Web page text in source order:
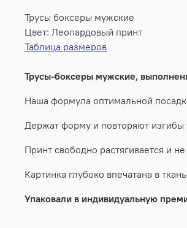
Трусы боксеры мужские
Цвет: Леопардовый принт
Таблица размеров
Трусы-боксеры мужские,
Наша формула оптимальной
Держат форму и повторяют изгибы
Принт свободно растягивается и не
Картинка глубоко впечатана в
Упаковали в индивидуальную